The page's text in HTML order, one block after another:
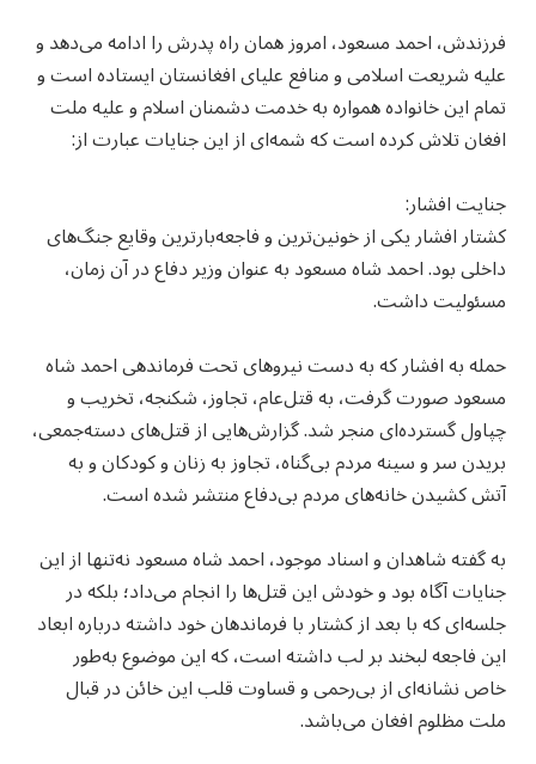
فرزندش، احمد مسعود، امروز همان راه پدرش را ادامه می‌دهد و
علیه شریعت اسلامی و منافع علیای افغانستان ایستاده است و
تمام این خانواده همواره به خدمت دشمنان اسلام و علیه ملت
افغان تلاش کرده است که شمه‌ای از این جنایات عبارت از:
جنایت افشار:
کشتار افشار یکی از خونین‌ترین و فاجعه‌بارترین وقایع جنگ‌های
داخلی بود. احمد شاه مسعود به عنوان وزیر دفاع در آن زمان،
مسئولیت داشت.
حمله به افشار که به دست نیروهای تحت فرماندهی احمد شاه
مسعود صورت گرفت، به قتل‌عام، تجاوز، شکنجه، تخریب و
چپاول گسترده‌ای منجر شد. گزارش‌هایی از قتل‌های دسته‌جمعی،
بریدن سر و سینه مردم بی‌گناه، تجاوز به زنان و کودکان و به
آتش کشیدن خانه‌های مردم بی‌دفاع منتشر شده است.
به گفته شاهدان و اسناد موجود، احمد شاه مسعود نه‌تنها از این
جنایات آگاه بود و خودش این قتل‌ها را انجام می‌داد؛ بلکه در
جلسه‌ای که با بعد از کشتار با فرماندهان خود داشته درباره ابعاد
این فاجعه لبخند بر لب داشته است، که این موضوع به‌طور
خاص نشانه‌ای از بی‌رحمی و قساوت قلب این خائن در قبال
ملت مظلوم افغان می‌باشد.